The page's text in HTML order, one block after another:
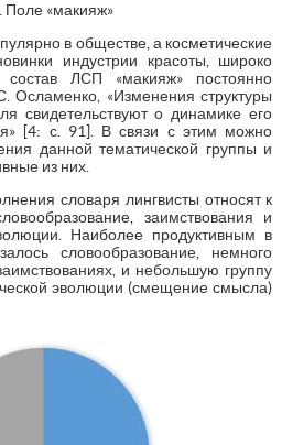
Поле «макияж»
в обществе, а косметические
индустрии красоты, широко
состав ЛСП «макияж» постоянно
Осламенко, «Изменения структуры
свидетельствуют о динамике его
[4: с. 91]. В связи с этим можно
данной тематической группы и
из них.
словаря лингвисты относят к
заимствования и
Наиболее продуктивным в
словообразование, немного
и небольшую группу
эволюции (смещение смысла)